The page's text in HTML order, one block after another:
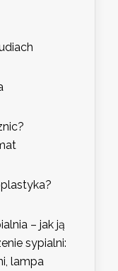
– jak ją
sypialni:
lampa